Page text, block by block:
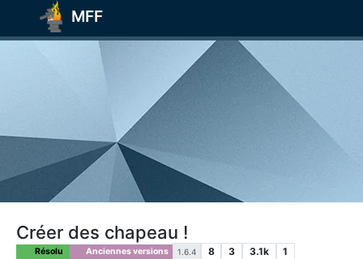
MFF
Créer des chapeau !
Résolu Anciennes versions 1.6.4 8 3 3.1k
1